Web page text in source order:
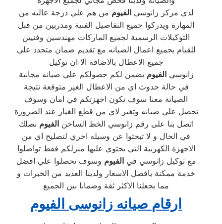
لدي مركز زانوسيالفيوم من هم علي درجة عاليه من
المهارة ويدركوا جميع التفاصيل الفنية ومدربين من قبل
التوكيلات الرسمية لجميع الماركات مهندسين وفنيين
للقيام بجميع اعمال الصيانه مع تقديم ضمان متجدد علي
جميع الاعطال بالاضافة الا ان توكيل
زانوسيالفيوم يضمن لكم حصولكم علي صيانه مجانية
في حالة حدوث اي من الاعطال الغير متوقعة نتيجة
الصيانة معنا سوف تكون اجهزتكم في امان وسوف
تحصل علي صيانه وتغير لاي من قطع الغيار عند الضرورة
اتصل بنا على رقم زانوسي الخط الساخنالفيوم نصلك
في الحال و لا تبحثوا عن وسيله اخري لتصليح اي من
الاجهزة الكهربية التي يحتوي عليها منزلكم فقط تواصلوا
مع توكيل زانوسي فيالفيوم وسوف تحصلوا علي افضل
خدمة ممكنة بافضل الاسعار ولدينا العديد من الخبرات و
مما يجعلنا الاكثر ثقة وضمانا بين الجميع
ارقام صيانه زانوسى الفيوم